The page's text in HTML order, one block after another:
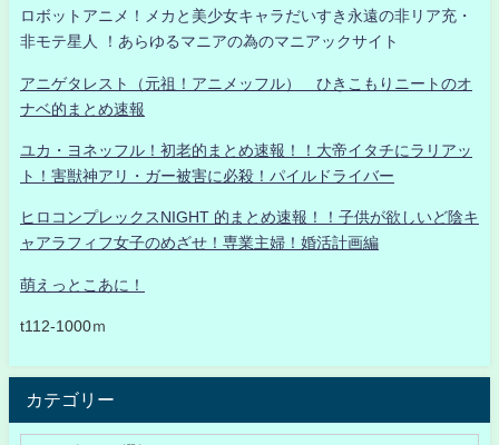
ロボットアニメ！メカと美少女キャラだいすき永遠の非リア充・
非モテ星人 ！あらゆるマニアの為のマニアックサイト
アニゲタレスト（元祖！アニメッフル） ひきこもりニートのオ
ナベ的まとめ速報
ユカ・ヨネッフル！初老的まとめ速報！！大帝イタチにラリアッ
ト！害獣神アリ・ガー被害に必殺！パイルドライバー
ヒロコンプレックスNIGHT 的まとめ速報！！子供が欲しいど陰キ
ャアラフィフ女子のめざせ！専業主婦！婚活計画編
萌えっとこあに！
t112-1000ｍ
カテゴリー